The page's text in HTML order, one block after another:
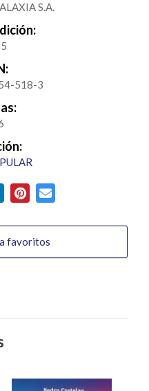
S.A.
518-3
favoritos